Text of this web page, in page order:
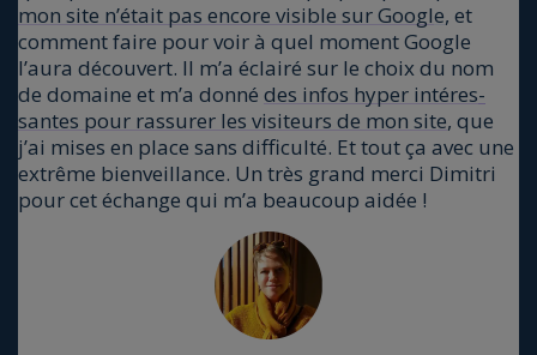
mon site n’était pas encore visible sur Goo­gle, et
com­ment faire pour voir à quel moment Google
l’aura décou­vert. Il m’a éclai­ré sur le choix du nom
de domaine et m’a don­né des infos hyper inté­res­
santes pour ras­su­rer les visi­teurs de mon site, que
j’ai mises en place sans dif­fi­cul­té. Et tout ça avec une
extrême bien­veillance. Un très grand mer­ci Dimi­tri
pour cet échange qui m’a beau­coup aidée !